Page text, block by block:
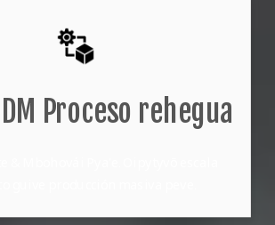
Proceso rehegua